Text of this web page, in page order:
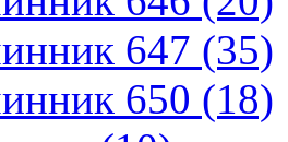
647 (35)
650 (18)